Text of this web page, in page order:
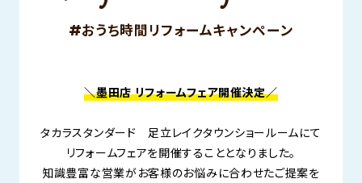
#おうち時間リフォームキャンペーン
＼墨田店 リフォームフェア開催決定／
タカラスタンダード 足立レイクタウンショールームにて
リフォームフェアを開催することとなりました。
知識豊富な営業がお客様のお悩みに合わせたご提案を